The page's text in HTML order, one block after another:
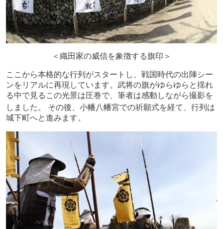
＜織田家の威信を象徴する旗印＞
ここから本格的な行列がスタートし、戦国時代の出陣シー
ンをリアルに再現しています。武将の旗がゆらゆらと揺れ
る中で見るこの光景は圧巻で、筆者は感動しながら撮影を
しました。
その後、小幡八幡宮での祈願式を経て、行列は
城下町へと進みます。